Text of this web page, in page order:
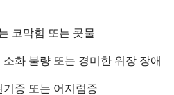
코막힘 또는 콧물
화 불량 또는 경미한 위장 장애
기증 또는 어지럼증